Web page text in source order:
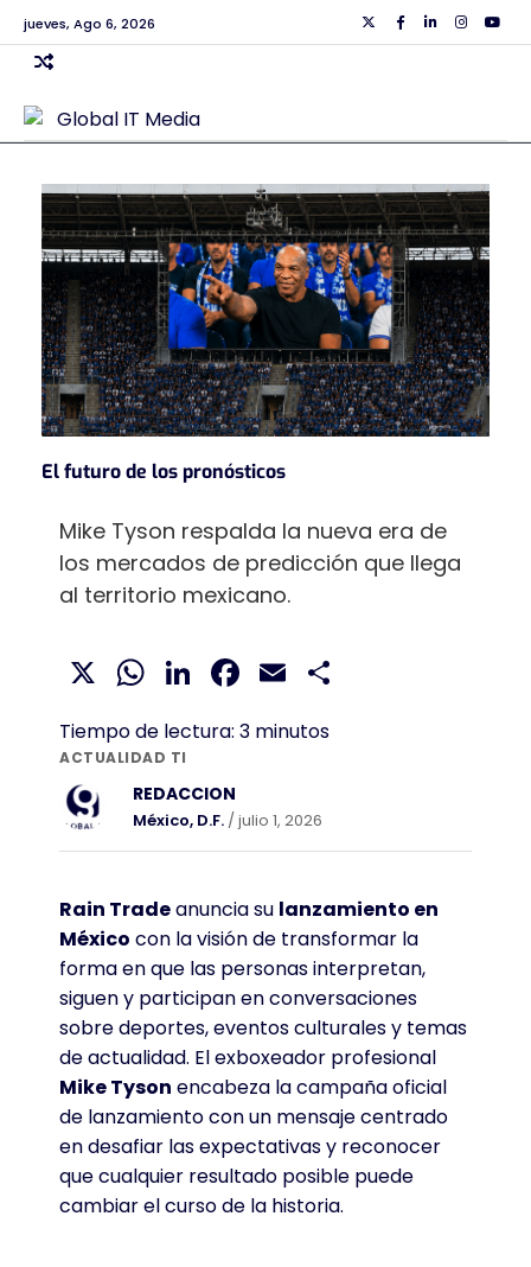
Skip
to
content
jueves, Ago 6, 2026 TwiiterFacebook
Linkedin
El futuro de los pronósticos
X WhatsApp
LinkedIn
Facebook
Email
Tiempo de lectura: 3 minutos
ACTUALIDAD TI
Mike Tyson respalda la nueva era de
los mercados de predicción que llega
al territorio mexicano.
REDACCION
México, D.F. / julio 1, 2026
Rain Tradeanuncia su lanzamiento en
México con la visión de transformar la
forma en que las personas interpretan,
siguen y participan en conversaciones
sobre deportes, eventos culturales y temas
de actualidad. El exboxeador profesional
Mike Tyson encabeza la campaña oficial
de lanzamiento con un mensaje centrado
en desafiar las expectativas y reconocer
que cualquier resultado posible puede
cambiar el curso de la historia.